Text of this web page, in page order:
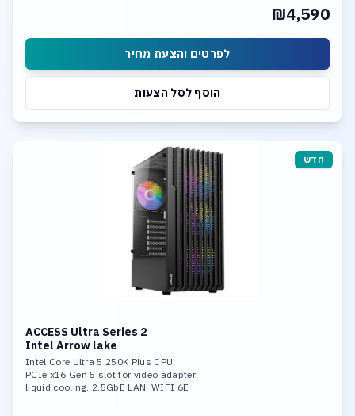
₪4,590
לפרטים והצעת מחיר
הוסף לסל הצעות
חדש
ACCESS Ultra Series 2
Intel Arrow lake
Intel Core Ultra 5 250K Plus CPU
PCIe x16 Gen 5 slot for video adapter
liquid cooling. 2.5GbE LAN. WIFI 6E